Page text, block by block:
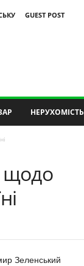
GUEST POST
НЕРУХОМІСТЬ
щодо
Зеленський